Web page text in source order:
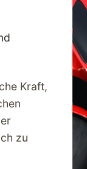
Kraft,
zu